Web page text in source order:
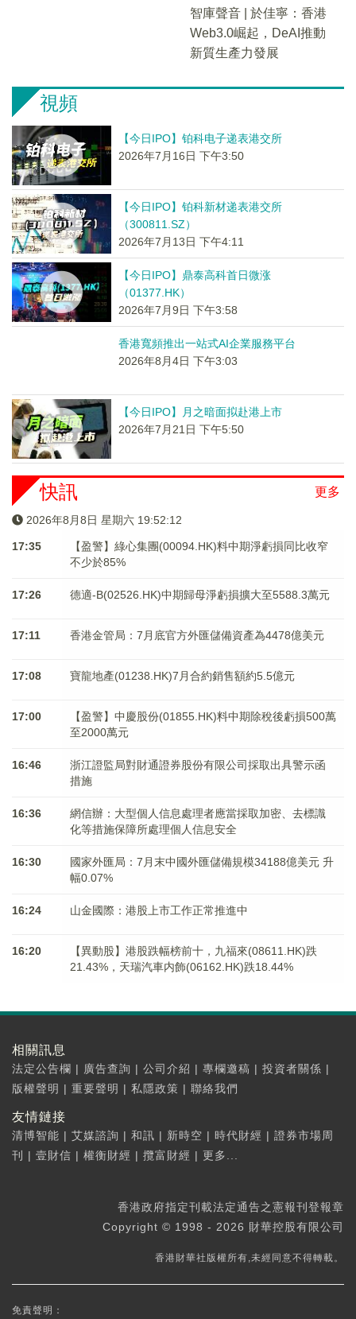
智庫聲音 |​ 於佳寧：香港
Web3.0崛起，DeAI推動
新質生產力發展
視頻
【今日IPO】铂科电子递表港交所
2026年7月16日 下午3:50
【今日IPO】铂科新材递表港交所
（300811.SZ）
2026年7月13日 下午4:11
【今日IPO】鼎泰高科首日微涨
（01377.HK）
2026年7月9日 下午3:58
香港寬頻推出一站式AI企業服務平台
2026年8月4日 下午3:03
【今日IPO】月之暗面拟赴港上市
2026年7月21日 下午5:50
更多
快訊
2026年8月8日 星期六 19:52:12
17:35
【盈警】綠心集團(00094.HK)料中期淨虧損同比收窄
不少於85%
17:26 德適-B(02526.HK)中期歸母淨虧損擴大至5588.3萬元
17:11 香港金管局：7月底官方外匯儲備資產為4478億美元
17:08 寶龍地產(01238.HK)7月合約銷售額約5.5億元
17:00
【盈警】中慶股份(01855.HK)料中期除稅後虧損500萬
至2000萬元
16:46
浙江證監局對財通證券股份有限公司採取出具警示函
措施
16:36
網信辦：大型個人信息處理者應當採取加密、去標識
化等措施保障所處理個人信息安全
16:30
國家外匯局：7月末中國外匯儲備規模34188億美元 升
幅0.07%
16:24 山金國際：港股上市工作正常推進中
16:20
【異動股】港股跌幅榜前十，九福來(08611.HK)跌
21.43%，天瑞汽車内飾(06162.HK)跌18.44%
相關訊息
法定公告欄 | 廣告查詢 | 公司介紹 | 專欄邀稿 | 投資者關係 |
版權聲明 | 重要聲明 | 私隱政策 | 聯絡我們
友情鏈接
清博智能 | 艾媒諮詢 | 和訊 | 新時空 | 時代財經 | 證券市場周
刊
| 壹財信 | 權衡財經 | 攬富財經 | 更多...
香港政府指定刊載法定通告之憲報刊登報章
Copyright © 1998 - 2026 財華控股有限公司
香港財華社版權所有,未經同意不得轉載。
免責聲明：